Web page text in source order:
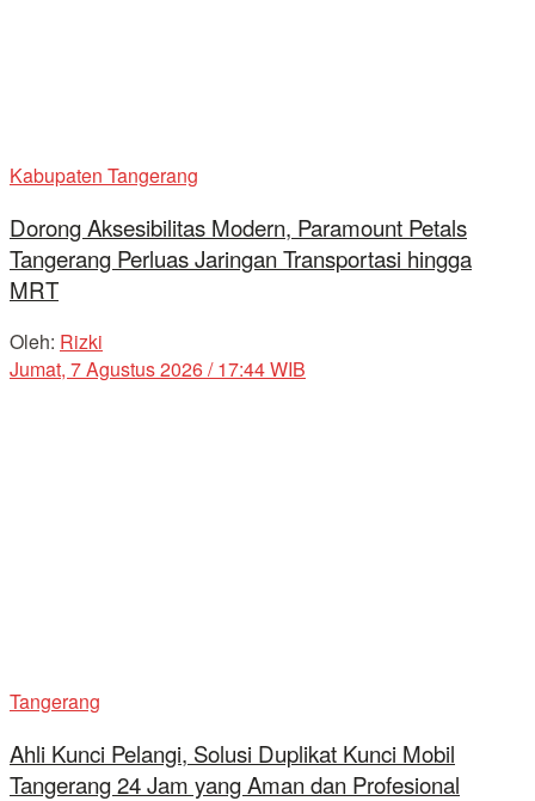
Kabupaten Tangerang
Dorong Aksesibilitas Modern, Paramount Petals
Tangerang Perluas Jaringan Transportasi hingga
MRT
Oleh: Rizki
Jumat, 7 Agustus 2026 / 17:44 WIB
Tangerang
Ahli Kunci Pelangi, Solusi Duplikat Kunci Mobil
Tangerang 24 Jam yang Aman dan Profesional